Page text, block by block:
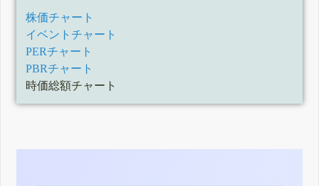
株価チャート
イベントチャート
PERチャート
PBRチャート
時価総額チャート